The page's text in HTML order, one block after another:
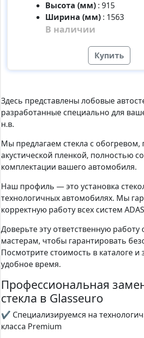
Высота (мм): 915
Ширина (мм): 1563
В наличии
Купить
Здесь представлены лобовые
разработанные специально для
н.в.
Мы предлагаем стекла с обогревом,
акустической пленкой, полностью
комплектации вашего автомобиля.
Наш профиль — это установка
технологичных автомобилях. Мы
корректную работу всех систем
Доверьте эту ответственную
мастерам, чтобы гарантировать
Посмотрите стоимость в каталоге и
удобное время.
Профессиональная
стекла в Glasseuro
✔ Специализируемся на
класса Premium